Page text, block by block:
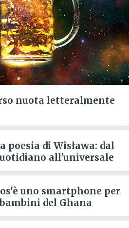
nuota letteralmente
poesia di Wisława: dal
all'universale
uno smartphone per
del Ghana